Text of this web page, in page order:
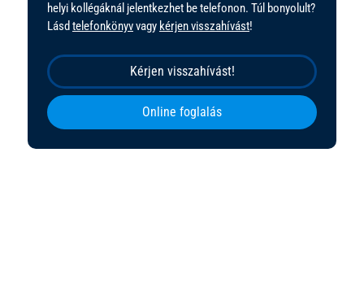
helyi kollégáknál jelentkezhet be telefonon. Túl bonyolult?
Lásd telefonkönyvvagy kérjen visszahívást!
Kérjen visszahívást!
Online foglalás